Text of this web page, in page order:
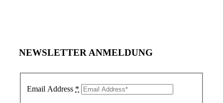
NEWSLETTER ANMELDUNG
Email Address *